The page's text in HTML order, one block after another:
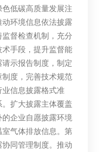
低碳高质量发展注
环境信息依法披露
督检查机制，充分
手段，提升监督能
示报告制度，制定
度，完善技术规范
信息披露格式准
扩大披露主体覆盖
企业自愿披露环境
气体排放信息。第
同管理制度。推动